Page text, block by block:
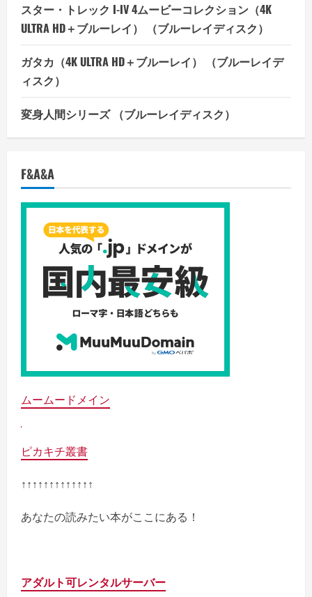
スター・トレック I-IV 4ムービーコレクション（4K
ULTRA HD＋ブルーレイ） （ブルーレイディスク）
ガタカ（4K ULTRA HD＋ブルーレイ） （ブルーレイデ
ィスク）
変身人間シリーズ （ブルーレイディスク）
F&A&A
ムームードメイン
ピカキチ叢書
↑↑↑↑↑↑↑↑↑↑↑↑↑
あなたの読みたい本がここにある！
アダルト可レンタルサーバー